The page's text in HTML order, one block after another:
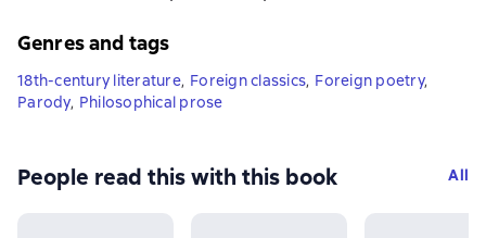
Genres and tags
18th-century literature, Foreign classics, Foreign poetry,
Parody, Philosophical prose
People read this with this book All